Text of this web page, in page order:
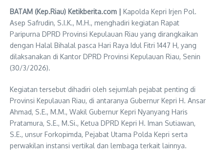
BATAM (Kep.Riau) Ketikberita.com | Kapolda Kepri Irjen Pol.
Asep Safrudin, S.I.K., M.H., menghadiri kegiatan Rapat
Paripurna DPRD Provinsi Kepulauan Riau yang dirangkaikan
dengan Halal Bihalal pasca Hari Raya Idul Fitri 1447 H, yang
dilaksanakan di Kantor DPRD Provinsi Kepulauan Riau, Senin
(30/3/2026).
Kegiatan tersebut dihadiri oleh sejumlah pejabat penting di
Provinsi Kepulauan Riau, di antaranya Gubernur Kepri H. Ansar
Ahmad, S.E., M.M., Wakil Gubernur Kepri Nyanyang Haris
Pratamura, S.E., M.Si., Ketua DPRD Kepri H. Iman Sutiawan,
S.E., unsur Forkopimda, Pejabat Utama Polda Kepri serta
perwakilan instansi vertikal dan lembaga terkait lainnya.